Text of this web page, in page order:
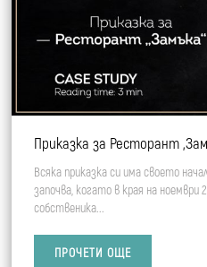
Търговски
Ритейл и
Приказка за Ресторант
Всяка приказка си има своето
започва, когато в края на ноември
собственика...
ПРОЧЕТИ ОЩЕ